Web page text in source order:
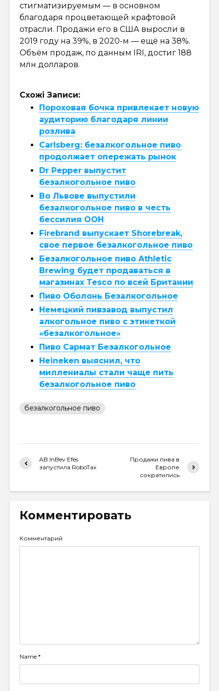
стигматизируемым — в основном
благодаря процветающей крафтовой
отрасли. Продажи его в США выросли в
2019 году на 39%, в 2020-м — ещё на 38%.
Объём продаж, по данным IRI, достиг 188
млн долларов.
Схожі Записи:
Пороховая бочка привлекает новую
аудиторию благодаря линии
розлива
Carlsberg: безалкогольное пиво
продолжает опережать рынок
Dr Pepper выпустит
безалкогольное пиво
Во Львове выпустили
безалкогольное пиво в честь
бессилия ООН
Firebrand выпускает Shorebreak,
свое первое безалкогольное пиво
Безалкогольное пиво Athletic
Brewing будет продаваться в
магазинах Tesco по всей Британии
Пиво Оболонь Безалкогольное
Немецкий пивзавод выпустил
алкогольное пиво с этикеткой
«безалкогольное»
Пиво Сармат Безалкогольное
Heineken выяснил, что
миллениалы стали чаще пить
безалкогольное пиво
безалкогольное пиво
AB InBev Efes
запустила RoboTax
Продажи пива в
Европе
сократились
Комментировать
Комментарий
Name *